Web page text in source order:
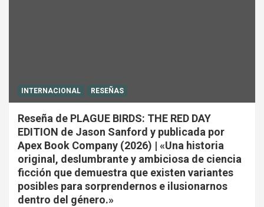
INTERNACIONAL RESEÑAS
Reseña de PLAGUE BIRDS: THE RED DAY
EDITION de Jason Sanford y publicada por
Apex Book Company (2026) | «Una historia
original, deslumbrante y ambiciosa de ciencia
ficción que demuestra que existen variantes
posibles para sorprendernos e ilusionarnos
dentro del género.»